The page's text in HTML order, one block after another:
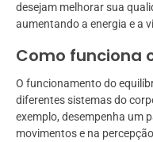
desejam melhorar sua
aumentando a energia e a
Como funciona
O funcionamento do
diferentes sistemas do
exemplo, desempenha um
movimentos e na